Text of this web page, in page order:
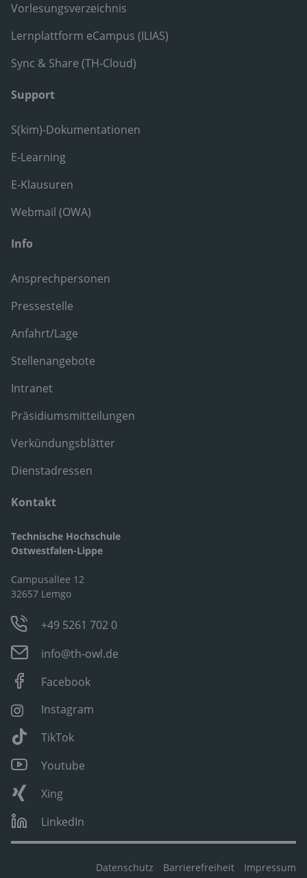
Vorlesungsverzeichnis
Lernplattform eCampus (ILIAS)
Sync & Share (TH-Cloud)
Support
S(kim)-Dokumentationen
E-Learning
E-Klausuren
Webmail (OWA)
Info
Ansprechpersonen
Pressestelle
Anfahrt/Lage
Stellenangebote
Intranet
Präsidiumsmitteilungen
Verkündungsblätter
Dienstadressen
Kontakt
Technische Hochschule
Ostwestfalen-Lippe
Campusallee 12
32657 Lemgo
+49 5261 702 0
info@th-owl.de
Facebook
Instagram
TikTok
Youtube
Xing
LinkedIn
Datenschutz Barrierefreiheit Impressum